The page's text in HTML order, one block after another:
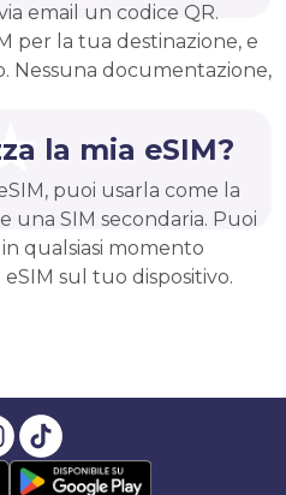
email un codice QR.
per la tua destinazione, e
Nessuna documentazione,
la mia eSIM?
puoi usarla come la
una SIM secondaria. Puoi
qualsiasi momento
sul tuo dispositivo.